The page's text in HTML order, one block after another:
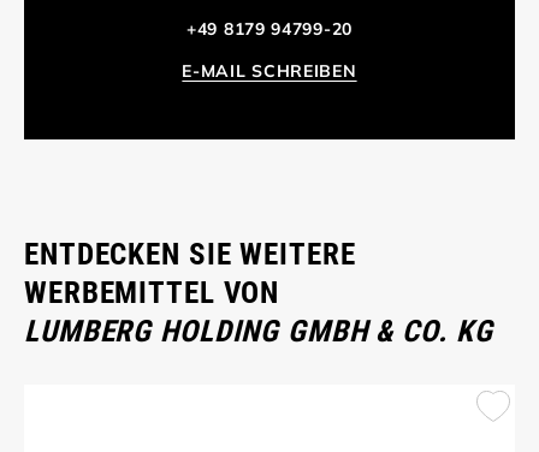
+49 8179 94799-20
E-MAIL SCHREIBEN
ENTDECKEN SIE WEITERE
WERBEMITTEL VON
LUMBERG HOLDING GMBH & CO. KG